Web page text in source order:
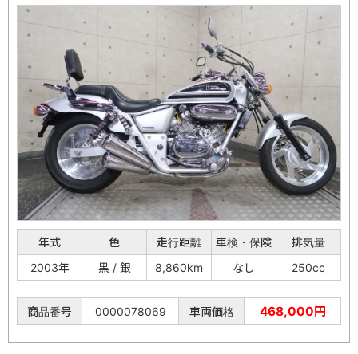
年式 色 走行距離 車検・保険
排気量
2003年
黒 / 銀 8,860km なし 250cc
商品番号 0000078069 車両価格 468,000円